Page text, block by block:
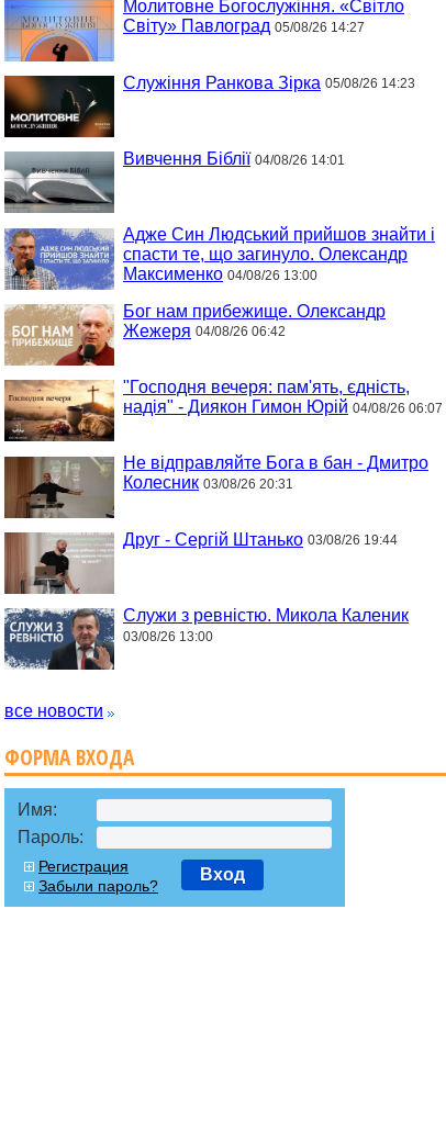
Молитовне Богослужіння. «Світло
Світу» Павлоград 05/08/26 14:27
Служіння Ранкова Зірка 05/08/26 14:23
Вивчення Біблії 04/08/26 14:01
Адже Син Людський прийшов знайти і
спасти те, що загинуло. Олександр
Максименко 04/08/26 13:00
Бог нам прибежище. Олександр
Жежеря 04/08/26 06:42
"Господня вечеря: пам'ять, єдність,
надія" - Диякон Гимон Юрій 04/08/26 06:07
Не відправляйте Бога в бан - Дмитро
Колесник 03/08/26 20:31
Друг - Сергій Штанько 03/08/26 19:44
Служи з ревністю. Микола Каленик
03/08/26 13:00
все новости
ФОРМА ВХОДА
Имя:
Пароль:
Регистрация
Забыли пароль?
Вход